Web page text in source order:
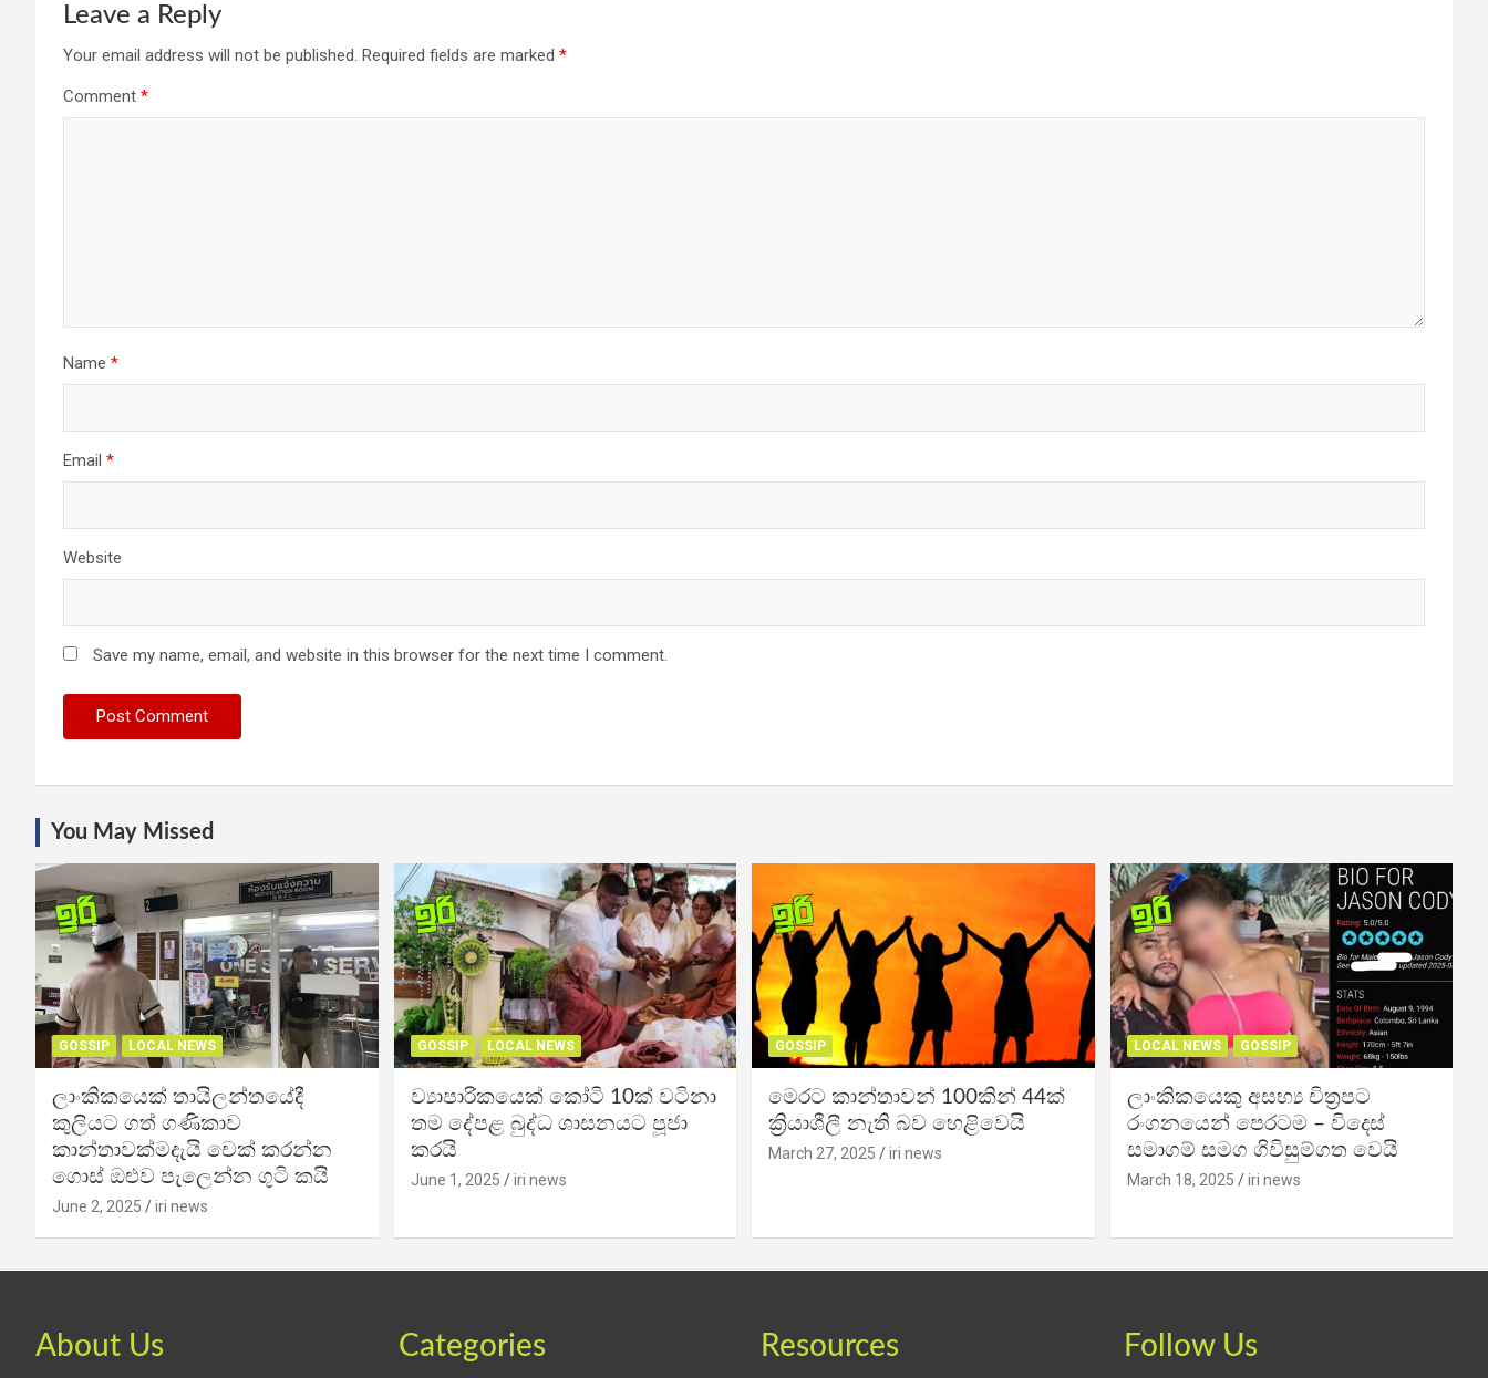
Leave a Reply
Your email address will not be published. Required fields are marked *
Comment *
Name *
Email *
Website
Save my name, email, and website in this browser for the next time I comment.
You May Missed
GOSSIP LOCAL NEWS
ලාංකිකයෙක් තායිලන්තයේදී
කුලියට ගත් ගණිකාව
කාන්තාවක්මදැයි චෙක් කරන්න
ගොස් ඔළුව පැලෙන්න ගුටි කයි
June 2, 2025 iri news
GOSSIP LOCAL NEWS
ව්‍යාපාරිකයෙක් කෝටි 10ක් වටිනා
තම දේපළ බුද්ධ ශාසනයට පූජා
කරයි
June 1, 2025 iri news
GOSSIP
මෙරට කාන්තාවන් 100කින් 44ක්
ක්‍රියාශීලී නැති බව හෙළිවෙයි
March 27, 2025 iri news
LOCAL NEWS GOSSIP
ලාංකිකයෙකු අසභ්‍ය චිත්‍රපට
රංගනයෙන් පෙරටම – විදෙස්
සමාගම් සමග ගිවිසුම්ගත වෙයි
March 18, 2025 iri news
About Us Categories Resources Follow Us